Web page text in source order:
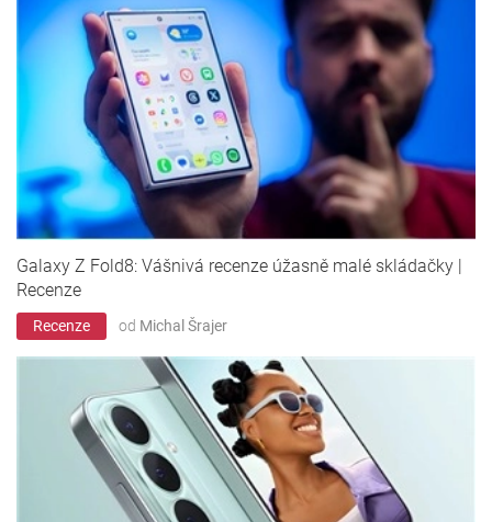
Galaxy Z Fold8: Vášnivá recenze úžasně malé skládačky |
Recenze
Recenze od Michal Šrajer